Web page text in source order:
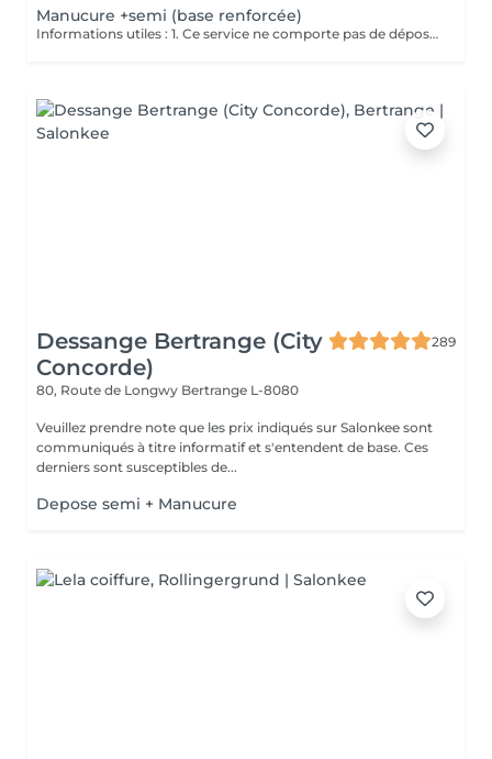
Manucure +semi (base renforcée)
Informations utiles : 1. Ce service ne comporte pas de dépose vos ongles doivent être nu pour ce service si vos ongles nécessite une dépose veuillez choisir la dépose adéquate merci. 2. Ce service ne comporte pas de French ni de Nails si vous en souhaitez il vous suffit de vous rendre dans la rubrique Nails art pour en ajouter merci. Description de la prestation : - Traitement des cuticules - limage des ongles - pose d'un Semi Permanent (1 couleur )
Dessange Bertrange (City
Concorde)
289
80, Route de Longwy Bertrange L-8080
Veuillez prendre note que les prix indiqués sur Salonkee sont
communiqués à titre informatif et s'entendent de base. Ces
derniers sont susceptibles de...
Depose semi + Manucure